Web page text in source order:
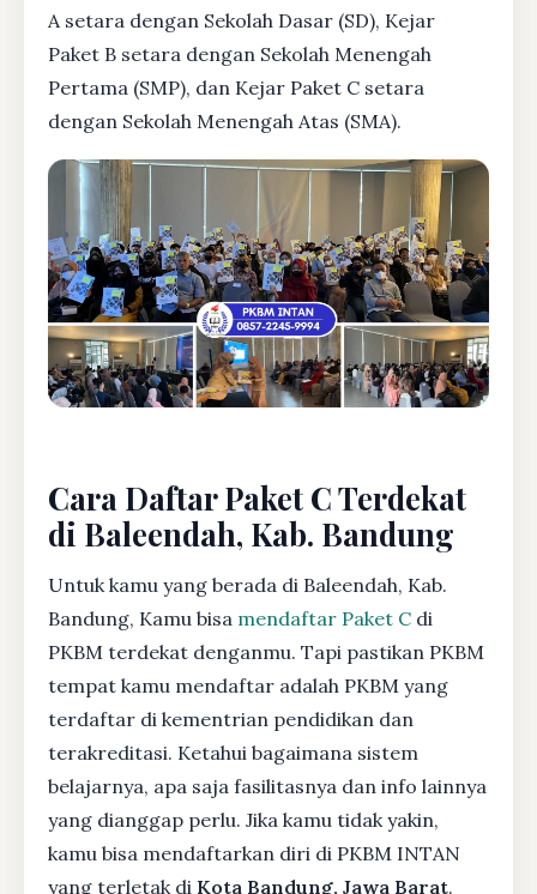
A setara dengan Sekolah Dasar (SD), Kejar
Paket B setara dengan Sekolah Menengah
Pertama (SMP), dan Kejar Paket C setara
dengan Sekolah Menengah Atas (SMA).
Cara Daftar Paket C Terdekat
di Baleendah, Kab. Bandung
Untuk kamu yang berada di Baleendah, Kab.
Bandung, Kamu bisa mendaftar Paket C di
PKBM terdekat denganmu. Tapi pastikan PKBM
tempat kamu mendaftar adalah PKBM yang
terdaftar di kementrian pendidikan dan
terakreditasi. Ketahui bagaimana sistem
belajarnya, apa saja fasilitasnya dan info lainnya
yang dianggap perlu. Jika kamu tidak yakin,
kamu bisa mendaftarkan diri di PKBM INTAN
yang terletak di Kota Bandung, Jawa Barat.